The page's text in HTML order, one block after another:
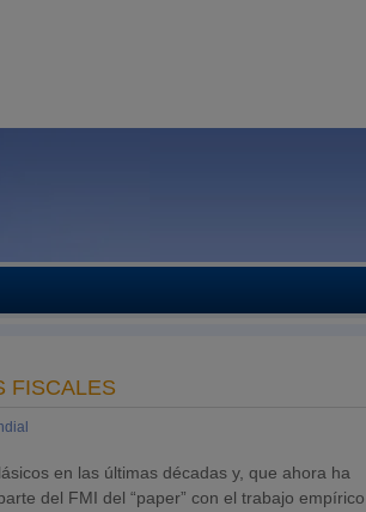
FISCALES
en las últimas décadas y, que ahora ha
del FMI del “paper” con el trabajo